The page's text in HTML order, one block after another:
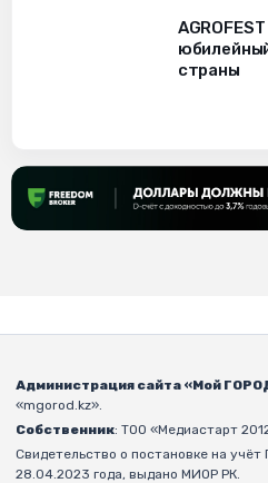
страны
Администрация сайта «Мой
«mgorod.kz».
Собственник: ТОО «Медиастарт
Свидетельство о постановке на
28.04.2023 года, выдано МИОР РК.